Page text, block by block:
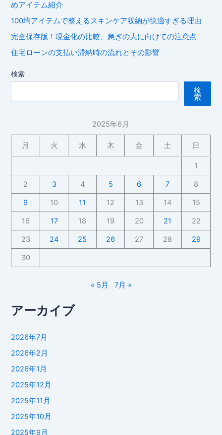
めアイテム紹介
100均アイテムで整えるスキンケア収納が快適すぎる理由
完全保存版！現金化の比較、急ぎの人に向けての注意点
住宅ローンの支払い滞納時の流れとその影響
検索
検
索
2025年6月
月 火 水 木 金 土 日
1
2 3 4 5 6 7 8
9 10 11 12 13 14 15
16 17 18 19 20 21 22
23 24 25 26 27 28 29
30
« 5月 7月 »
アーカイブ
2026年7月
2026年2月
2026年1月
2025年12月
2025年11月
2025年10月
2025年9月